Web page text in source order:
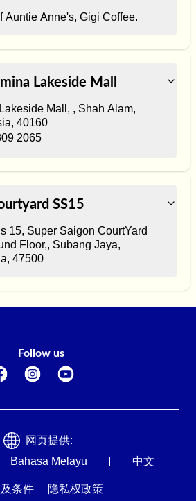
Auntie Anne's, Gigi Coffee.
Lakeside Mall
Mall, , Shah Alam,
40160
2065
SS15
15, Super Saigon CourtYard
Floor,, Subang Jaya,
47500
Follow us
网页提供:
Bahasa Melayu 中文
条件 隐私权政策